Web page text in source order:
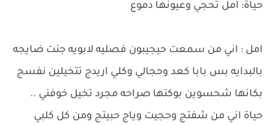
حياة: امل تحجي وعيونها دموع
امل : اني من سمعت حيجيبون فصليه لابويه جنت ضايجه
بالبدايه بس بابا كعد وحجالي وكلي اريدج تتخيلين نفسج
بكانها شحسوين بوكتها صراحه مجرد تخيل خوفني ..
حياة اني من شفتج وحجيت وياج حبيتج ومن كل كلبي